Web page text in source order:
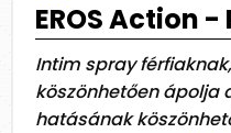
EROS Action -
Intim spray
köszönhetően ápolja
hatásának